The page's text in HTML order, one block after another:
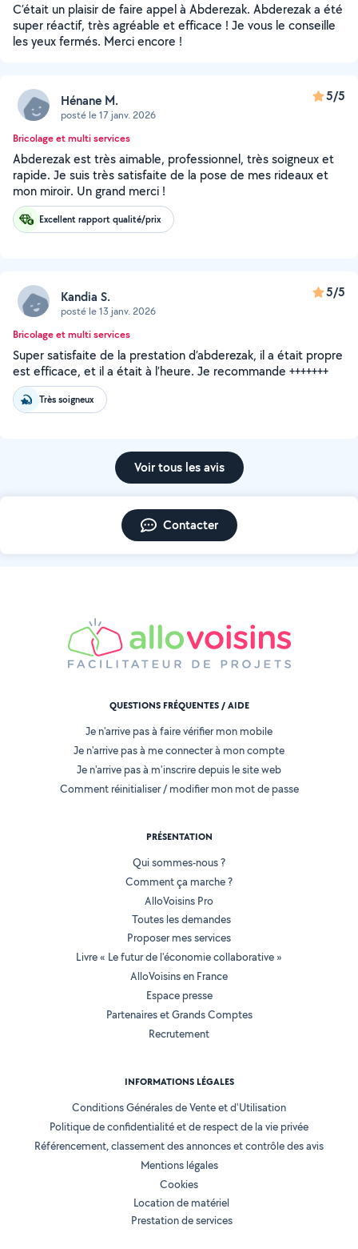
C’était un plaisir de faire appel à Abderezak. Abderezak a été
super réactif, très agréable et efficace ! Je vous le conseille
les yeux fermés. Merci encore !
Hénane M.
posté le 17 janv. 2026
5/5
Bricolage et multi services
Abderezak est très aimable, professionnel, très soigneux et
rapide. Je suis très satisfaite de la pose de mes rideaux et
mon miroir. Un grand merci !
Excellent rapport qualité/prix
Kandia S.
posté le 13 janv. 2026
5/5
Bricolage et multi services
Super satisfaite de la prestation d’abderezak, il a était propre
est efficace, et il a était à l’heure. Je recommande +++++++
Très soigneux
Voir tous les avis
Contacter
QUESTIONS FRÉQUENTES / AIDE
Je n'arrive pas à faire vérifier mon mobile
Je n'arrive pas à me connecter à mon compte
Je n'arrive pas à m'inscrire depuis le site web
Comment réinitialiser / modifier mon mot de passe
PRÉSENTATION
Qui sommes-nous ?
Comment ça marche ?
AlloVoisins Pro
Toutes les demandes
Proposer mes services
Livre « Le futur de l'économie collaborative »
AlloVoisins en France
Espace presse
Partenaires et Grands Comptes
Recrutement
INFORMATIONS LÉGALES
Conditions Générales de Vente et d'Utilisation
Politique de confidentialité et de respect de la vie privée
Référencement, classement des annonces et contrôle des avis
Mentions légales
Cookies
Location de matériel
Prestation de services